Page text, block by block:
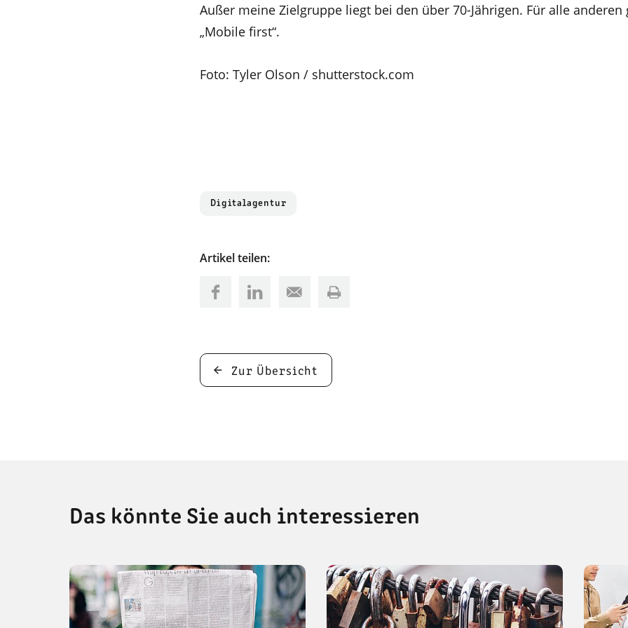
Außer meine Zielgruppe liegt bei den über 70-Jährigen. Für alle anderen
„Mobile first“.
Foto: Tyler Olson / shutterstock.com
Digitalagentur
Artikel teilen:
Zur Übersicht
Das könnte Sie auch interessieren